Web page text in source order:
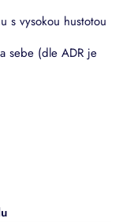
s vysokou hustotou
sebe (dle ADR je